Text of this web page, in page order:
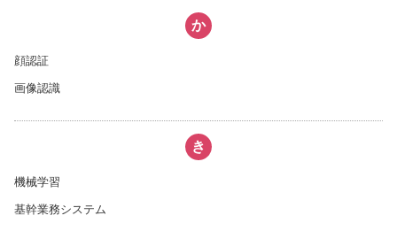
か
顔認証
画像認識
き
機械学習
基幹業務システム